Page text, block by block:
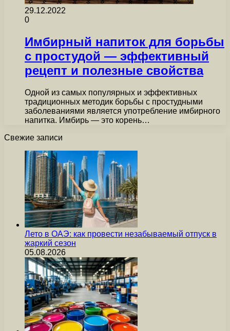
29.12.2022
0
Имбирный напиток для борьбы
с простудой — эффективный
рецепт и полезные свойства
Одной из самых популярных и эффективных
традиционных методик борьбы с простудными
заболеваниями является употребление имбирного
напитка. Имбирь — это корень…
Свежие записи
Лето в ОАЭ: как провести незабываемый отпуск в
жаркий сезон
05.08.2026